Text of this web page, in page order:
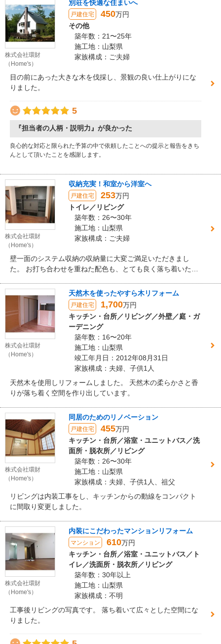
株式会社環財
（Home's）
別荘を快適な住まいへ
戸建住宅 450万円
その他
築年数：21〜25年
施工地：山梨県
家族構成：ご夫婦
目の前にあった大きな木を伐採し、景観の良い仕上がりにな
りました。
5
『担当者の人柄・説明力』が良かった
良心的な対応と限られた予算の中で依頼したことへの提示と報告をきち
んとして頂いたことを感謝します。
株式会社環財
（Home's）
収納充実！和室から洋室へ
戸建住宅 253万円
トイレ／リビング
築年数：26〜30年
施工地：山梨県
家族構成：ご夫婦
壁一面のシステム収納の収納量に大変ご満足いただきまし
た。 お打ち合わせを重ねた配色も、とても良く落ち着いた雰
株式会社環財
（Home's）
天然木を使ったやすら木リフォーム
戸建住宅 1,700万円
キッチン・台所／リビング／外壁／庭・ガ
ーデニング
築年数：16〜20年
施工地：山梨県
竣工年月日：2012年08月31日
家族構成：夫婦、子供1人
天然木を使用しリフォームしました。 天然木の柔らかさと香
りが落ち着く空間を作り出しています。
株式会社環財
（Home's）
同居のためのリノベーション
戸建住宅 455万円
キッチン・台所／浴室・ユニットバス／洗
面所・脱衣所／リビング
築年数：26〜30年
施工地：山梨県
家族構成：夫婦、子供1人、祖父
リビングは内装工事をし、キッチンからの動線をコンパクト
に間取り変更しました。
株式会社環財
（Home's）
内装にこだわったマンションリフォーム
マンション 610万円
キッチン・台所／浴室・ユニットバス／ト
イレ／洗面所・脱衣所／リビング
築年数：30年以上
施工地：山梨県
家族構成：不明
工事後リビングの写真です。 落ち着いて広々とした空間にな
りました。